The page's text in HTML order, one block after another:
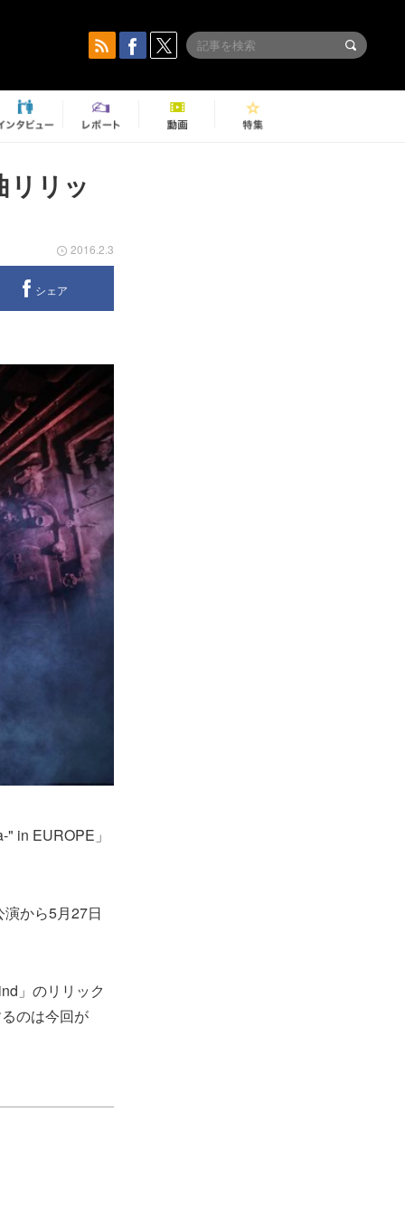
リリッ
2016.2.3
シェア
in EUROPE」
から5月27日
」のリリック
のは今回が